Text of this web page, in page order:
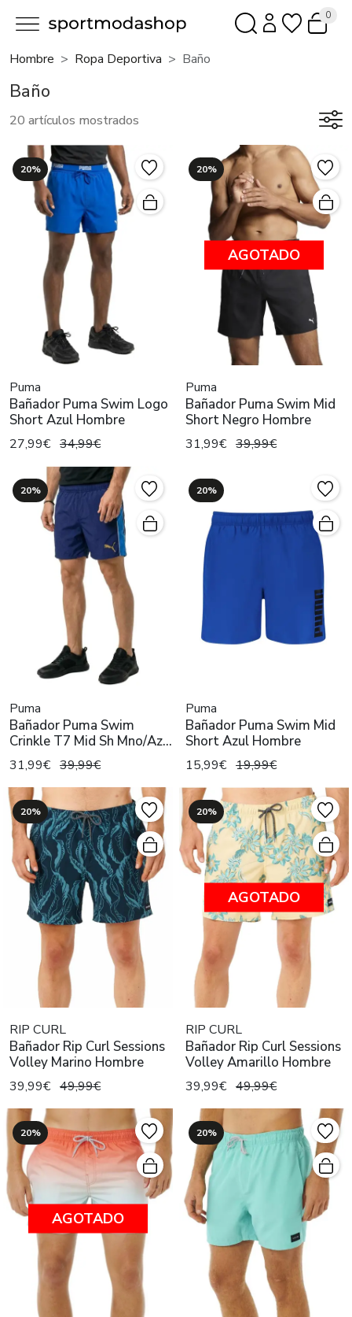
0
Hombre Ropa Deportiva Baño
Baño
20 artículos mostrados
20%
Puma
Bañador Puma Swim Logo
Short Azul Hombre
27,99€ 34,99€
20%
AGOTADO
Puma
Bañador Puma Swim Mid
Short Negro Hombre
31,99€ 39,99€
20%
Puma
Bañador Puma Swim
Crinkle T7 Mid Sh Mno/Az
Hombre
31,99€ 39,99€
20%
Puma
Bañador Puma Swim Mid
Short Azul Hombre
15,99€ 19,99€
20%
RIP CURL
Bañador Rip Curl Sessions
Volley Marino Hombre
39,99€ 49,99€
20%
AGOTADO
RIP CURL
Bañador Rip Curl Sessions
Volley Amarillo Hombre
39,99€ 49,99€
20%
AGOTADO
20%